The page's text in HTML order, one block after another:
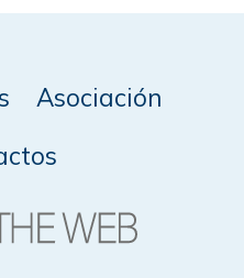
Asociación